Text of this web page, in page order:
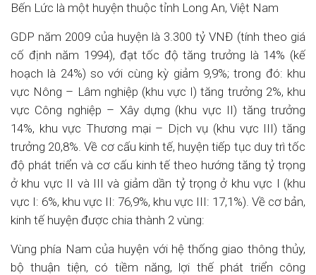
Bến Lức là một huyện thuộc tỉnh Long An, Việt Nam
GDP năm 2009 của huyện là 3.300 tỷ VNĐ (tính theo giá
cố định năm 1994), đạt tốc độ tăng trưởng là 14% (kế
hoạch là 24%) so với cùng kỳ giảm 9,9%; trong đó: khu
vực Nông – Lâm nghiệp (khu vực I) tăng trưởng 2%, khu
vực Công nghiệp – Xây dựng (khu vực II) tăng trưởng
14%, khu vực Thương mại – Dịch vụ (khu vực III) tăng
trưởng 20,8%. Về cơ cấu kinh tế, huyện tiếp tục duy trì tốc
độ phát triển và cơ cấu kinh tế theo hướng tăng tỷ trọng
ở khu vực II và III và giảm dần tỷ trọng ở khu vực I (khu
vực I: 6%, khu vực II: 76,9%, khu vực III: 17,1%). Về cơ bản,
kinh tế huyện được chia thành 2 vùng:
Vùng phía Nam của huyện với hệ thống giao thông thủy,
bộ thuận tiện, có tiềm năng, lợi thế phát triển công